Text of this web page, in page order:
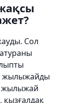
Сол
жылыжайды
жылыжай
қызғалдақ